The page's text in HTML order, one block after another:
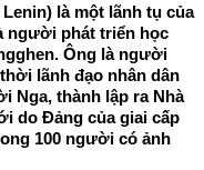
là một lãnh tụ của
người phát triển học
Ông là người
lãnh đạo nhân dân
Nga, thành lập ra Nhà
do Đảng của giai cấp
100 người có ảnh